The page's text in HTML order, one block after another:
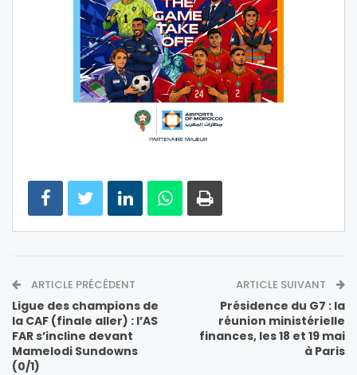
ARTICLE PRÉCÉDENT
Ligue des champions de
la CAF (finale aller) : l’AS
FAR s’incline devant
Mamelodi Sundowns
(0/1)
ARTICLE SUIVANT
Présidence du G7 : la
réunion ministérielle
finances, les 18 et 19 mai
à Paris